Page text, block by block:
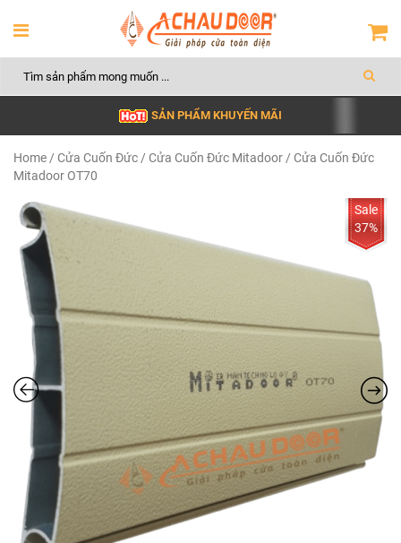
SẢN PHẨM KHUYẾN MÃI
Home / Cửa Cuốn Đức / Cửa Cuốn Đức Mitadoor / Cửa Cuốn Đức
Mitadoor OT70
37%